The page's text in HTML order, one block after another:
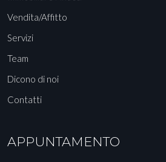
Vendita/Affitto
Servizi
Team
Dicono di noi
Contatti
APPUNTAMENTO